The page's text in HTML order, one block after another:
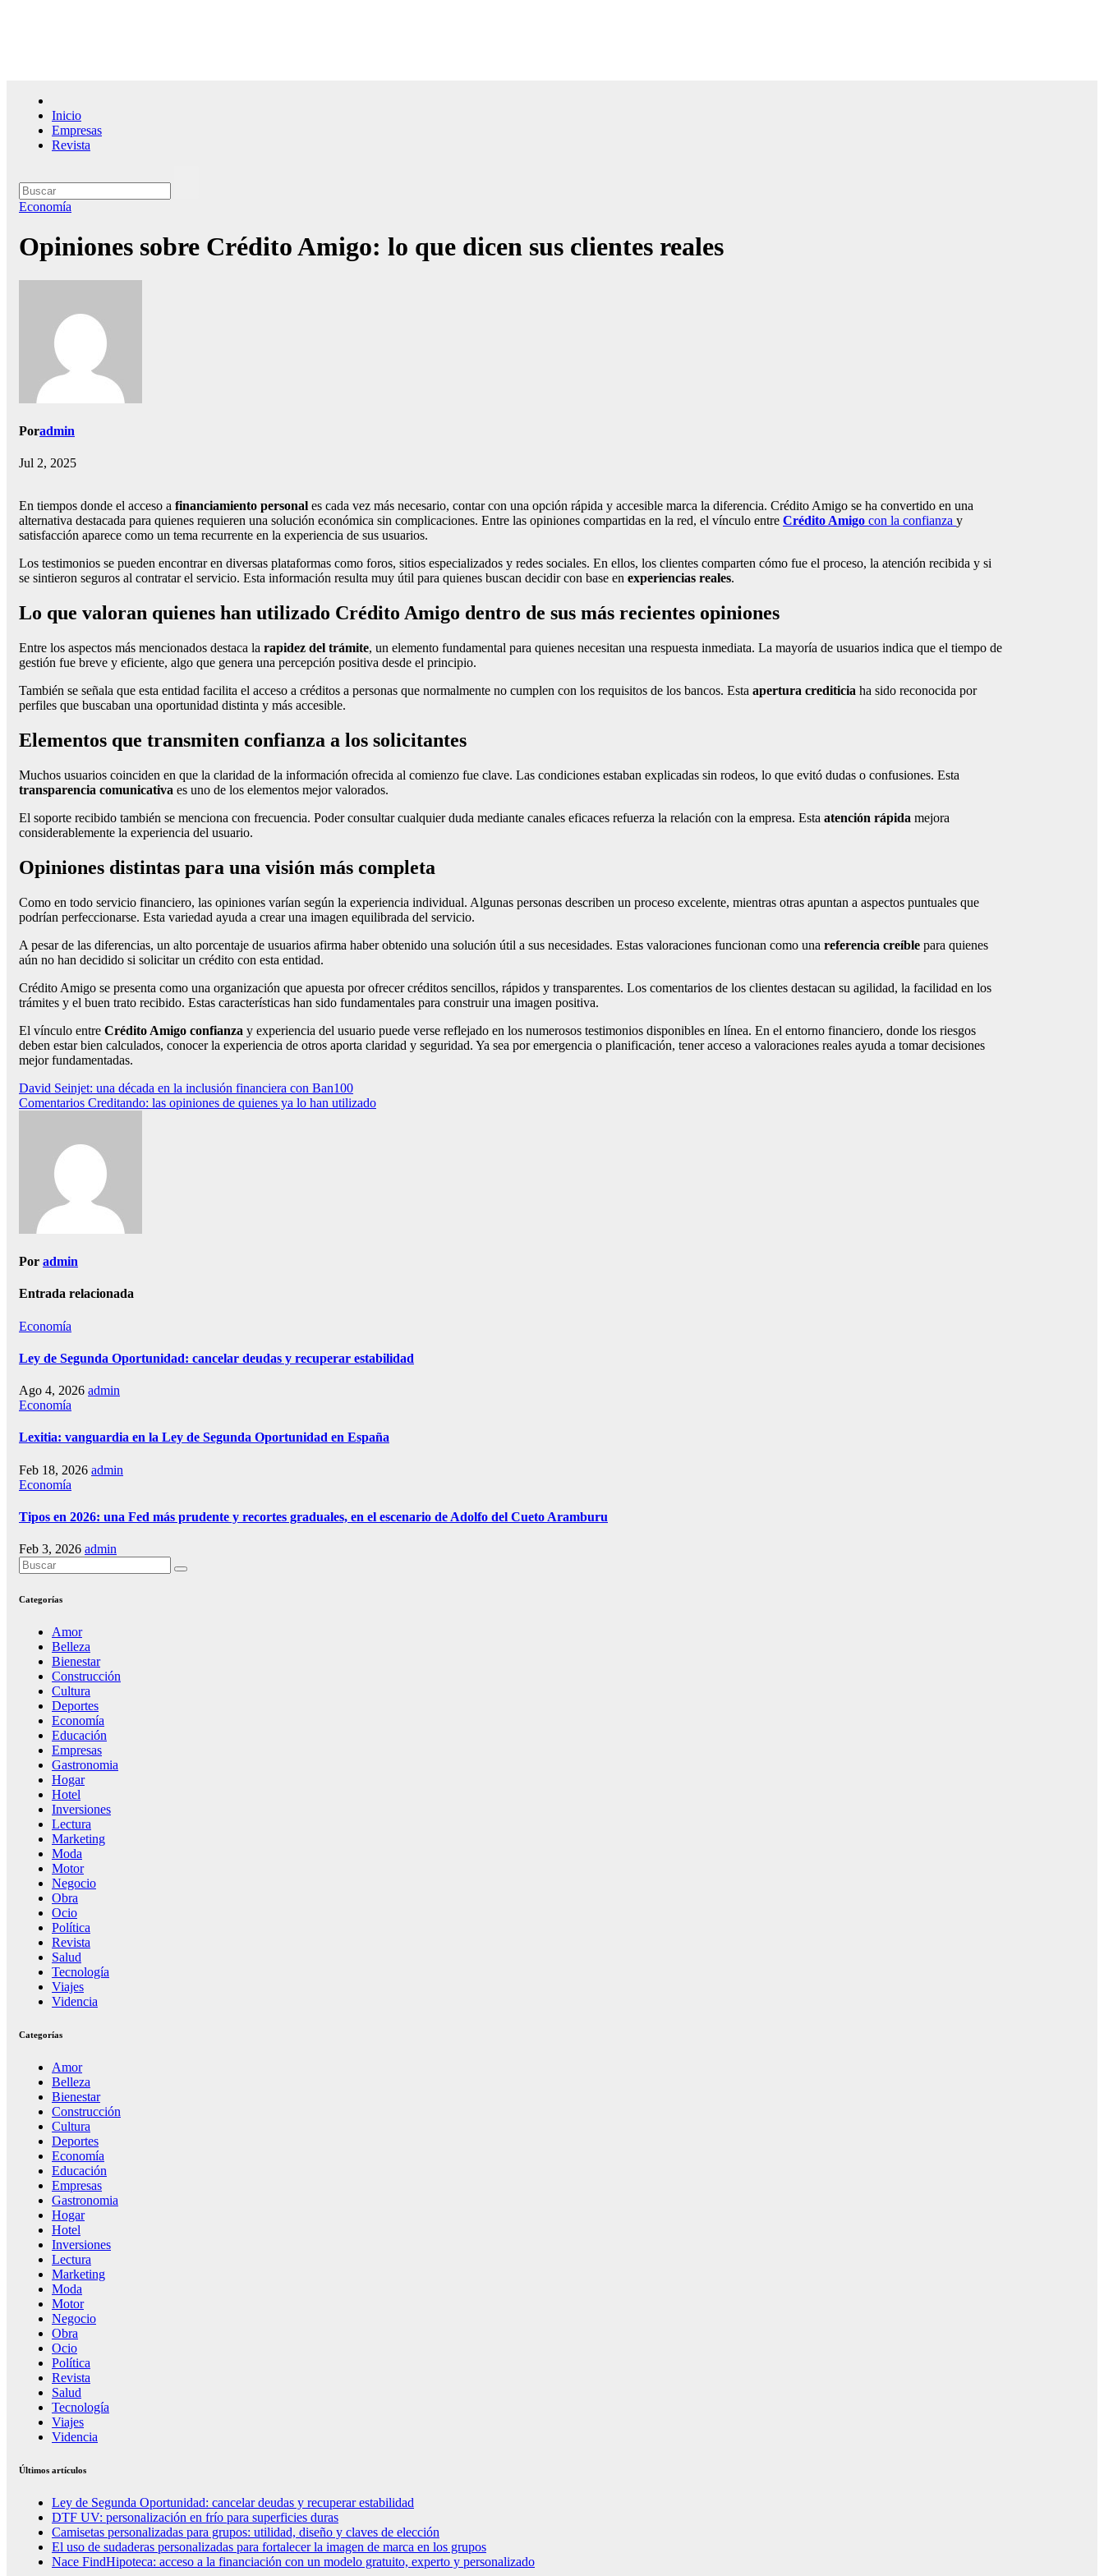
Inicio
Empresas
Revista
Economía
Opiniones sobre Crédito Amigo: lo que dicen sus clientes reales
Poradmin
Jul 2, 2025
En tiempos donde el acceso a financiamiento personal es cada vez más necesario, contar con una opción rápida y accesible marca la diferencia. Crédito Amigo se ha convertido en una
alternativa destacada para quienes requieren una solución económica sin complicaciones. Entre las opiniones compartidas en la red, el vínculo entre Crédito Amigo con la confianza y
satisfacción aparece como un tema recurrente en la experiencia de sus usuarios.
Los testimonios se pueden encontrar en diversas plataformas como foros, sitios especializados y redes sociales. En ellos, los clientes comparten cómo fue el proceso, la atención recibida y si
se sintieron seguros al contratar el servicio. Esta información resulta muy útil para quienes buscan decidir con base en experiencias reales.
Lo que valoran quienes han utilizado Crédito Amigo dentro de sus más recientes opiniones
Entre los aspectos más mencionados destaca la rapidez del trámite, un elemento fundamental para quienes necesitan una respuesta inmediata. La mayoría de usuarios indica que el tiempo de
gestión fue breve y eficiente, algo que genera una percepción positiva desde el principio.
También se señala que esta entidad facilita el acceso a créditos a personas que normalmente no cumplen con los requisitos de los bancos. Esta apertura crediticia ha sido reconocida por
perfiles que buscaban una oportunidad distinta y más accesible.
Elementos que transmiten confianza a los solicitantes
Muchos usuarios coinciden en que la claridad de la información ofrecida al comienzo fue clave. Las condiciones estaban explicadas sin rodeos, lo que evitó dudas o confusiones. Esta
transparencia comunicativa es uno de los elementos mejor valorados.
El soporte recibido también se menciona con frecuencia. Poder consultar cualquier duda mediante canales eficaces refuerza la relación con la empresa. Esta atención rápida mejora
considerablemente la experiencia del usuario.
Opiniones distintas para una visión más completa
Como en todo servicio financiero, las opiniones varían según la experiencia individual. Algunas personas describen un proceso excelente, mientras otras apuntan a aspectos puntuales que
podrían perfeccionarse. Esta variedad ayuda a crear una imagen equilibrada del servicio.
A pesar de las diferencias, un alto porcentaje de usuarios afirma haber obtenido una solución útil a sus necesidades. Estas valoraciones funcionan como una referencia creíble para quienes
aún no han decidido si solicitar un crédito con esta entidad.
Crédito Amigo se presenta como una organización que apuesta por ofrecer créditos sencillos, rápidos y transparentes. Los comentarios de los clientes destacan su agilidad, la facilidad en los
trámites y el buen trato recibido. Estas características han sido fundamentales para construir una imagen positiva.
El vínculo entre Crédito Amigo confianza y experiencia del usuario puede verse reflejado en los numerosos testimonios disponibles en línea. En el entorno financiero, donde los riesgos
deben estar bien calculados, conocer la experiencia de otros aporta claridad y seguridad. Ya sea por emergencia o planificación, tener acceso a valoraciones reales ayuda a tomar decisiones
mejor fundamentadas.
Navegación
de
David Seinjet: una década en la inclusión financiera con Ban100
Comentarios Creditando: las opiniones de quienes ya lo han utilizado
Por admin
Entrada relacionada
Economía
Ley de Segunda Oportunidad: cancelar deudas y recuperar estabilidad
Ago 4, 2026 admin
Economía
Lexitia: vanguardia en la Ley de Segunda Oportunidad en España
Feb 18, 2026 admin
Economía
Tipos en 2026: una Fed más prudente y recortes graduales, en el escenario de Adolfo del Cueto Aramburu
Feb 3, 2026 admin
Categorías
Amor
Belleza
Bienestar
Construcción
Cultura
Deportes
Economía
Educación
Empresas
Gastronomia
Hogar
Hotel
Inversiones
Lectura
Marketing
Moda
Motor
Negocio
Obra
Ocio
Política
Revista
Salud
Tecnología
Viajes
Videncia
Categorías
Amor
Belleza
Bienestar
Construcción
Cultura
Deportes
Economía
Educación
Empresas
Gastronomia
Hogar
Hotel
Inversiones
Lectura
Marketing
Moda
Motor
Negocio
Obra
Ocio
Política
Revista
Salud
Tecnología
Viajes
Videncia
Últimos artículos
Ley de Segunda Oportunidad: cancelar deudas y recuperar estabilidad
DTF UV: personalización en frío para superficies duras
Camisetas personalizadas para grupos: utilidad, diseño y claves de elección
El uso de sudaderas personalizadas para fortalecer la imagen de marca en los grupos
Nace FindHipoteca: acceso a la financiación con un modelo gratuito, experto y personalizado